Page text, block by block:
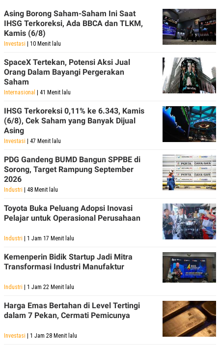
N
A
C
E
A
K
A
E
I
T
N
E
A
E
R
A
V
R
T
I
I
G
K
G
M
I
A
I
OF
PEDOMAN
PEMBERITAAN
PRIVACY
Asing Borong Saham-Saham Ini Saat
IHSG Terkoreksi, Ada BBCA dan TLKM,
Kamis (6/8)
Investasi | 10 Menit lalu
SpaceX Tertekan, Potensi Aksi Jual
Orang Dalam Bayangi Pergerakan
Saham
Internasional | 41 Menit lalu
IHSG Terkoreksi 0,11% ke 6.343, Kamis
(6/8), Cek Saham yang Banyak Dijual
Asing
Investasi | 47 Menit lalu
PDG Gandeng BUMD Bangun SPPBE di
Sorong, Target Rampung September
2026
Industri | 48 Menit lalu
Toyota Buka Peluang Adopsi Inovasi
Pelajar untuk Operasional Perusahaan
Industri | 1 Jam 17 Menit lalu
Kemenperin Bidik Startup Jadi Mitra
Transformasi Industri Manufaktur
Industri | 1 Jam 22 Menit lalu
Harga Emas Bertahan di Level Tertingi
dalam 7 Pekan, Cermati Pemicunya
Investasi | 1 Jam 28 Menit lalu